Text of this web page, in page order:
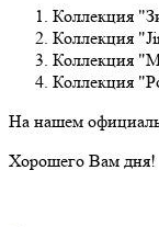
Коллекция
Коллекция
Коллекция
Коллекция
На нашем
Хорошего Вам дня!